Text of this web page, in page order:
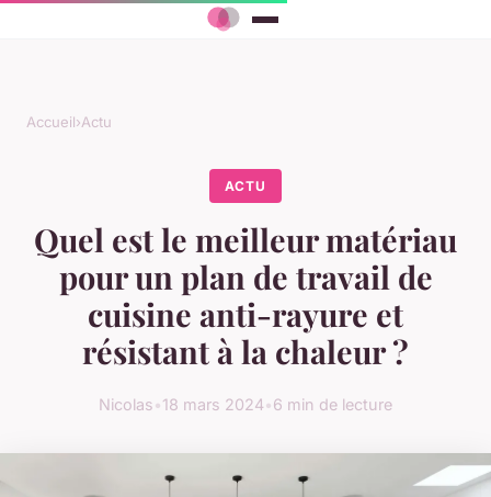
Accueil›Actu
ACTU
Quel est le meilleur matériau
pour un plan de travail de
cuisine anti-rayure et
résistant à la chaleur ?
Nicolas•18 mars 2024•6 min de lecture